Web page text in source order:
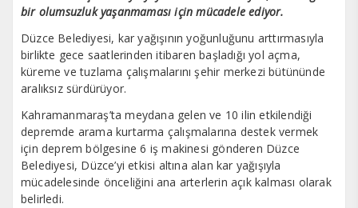
bir olumsuzluk yaşanmaması için mücadele ediyor.
Düzce Belediyesi, kar yağışının yoğunluğunu arttırmasıyla
birlikte gece saatlerinden itibaren başladığı yol açma,
küreme ve tuzlama çalışmalarını şehir merkezi bütününde
aralıksız sürdürüyor.
Kahramanmaraş’ta meydana gelen ve 10 ilin etkilendiği
depremde arama kurtarma çalışmalarına destek vermek
için deprem bölgesine 6 iş makinesi gönderen Düzce
Belediyesi, Düzce’yi etkisi altına alan kar yağışıyla
mücadelesinde önceliğini ana arterlerin açık kalması olarak
belirledi.